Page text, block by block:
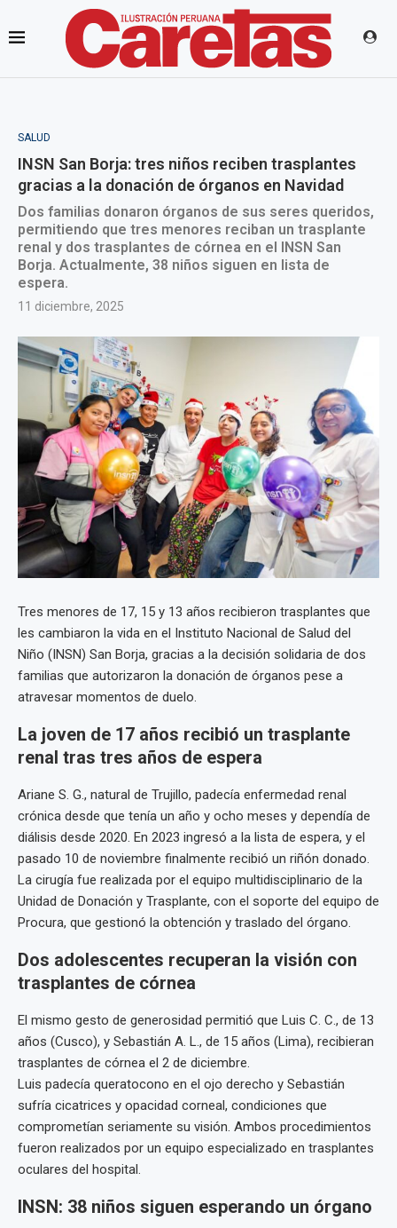
SALUD
INSN San Borja: tres niños reciben trasplantes
gracias a la donación de órganos en Navidad
Dos familias donaron órganos de sus seres queridos,
permitiendo que tres menores reciban un trasplante
renal y dos trasplantes de córnea en el INSN San
Borja. Actualmente, 38 niños siguen en lista de
espera.
11 diciembre, 2025
Tres menores de 17, 15 y 13 años recibieron trasplantes que
les cambiaron la vida en el Instituto Nacional de Salud del
Niño (INSN) San Borja, gracias a la decisión solidaria de dos
familias que autorizaron la donación de órganos pese a
atravesar momentos de duelo.
La joven de 17 años recibió un trasplante
renal tras tres años de espera
Ariane S. G., natural de Trujillo, padecía enfermedad renal
crónica desde que tenía un año y ocho meses y dependía de
diálisis desde 2020. En 2023 ingresó a la lista de espera, y el
pasado 10 de noviembre finalmente recibió un riñón donado.
La cirugía fue realizada por el equipo multidisciplinario de la
Unidad de Donación y Trasplante, con el soporte del equipo de
Procura, que gestionó la obtención y traslado del órgano.
Dos adolescentes recuperan la visión con
trasplantes de córnea
El mismo gesto de generosidad permitió que Luis C. C., de 13
años (Cusco), y Sebastián A. L., de 15 años (Lima), recibieran
trasplantes de córnea el 2 de diciembre.
Luis padecía queratocono en el ojo derecho y Sebastián
sufría cicatrices y opacidad corneal, condiciones que
comprometían seriamente su visión. Ambos procedimientos
fueron realizados por un equipo especializado en trasplantes
oculares del hospital.
INSN: 38 niños siguen esperando un órgano